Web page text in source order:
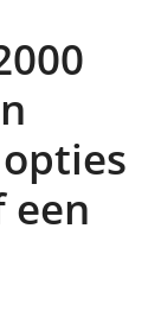
een